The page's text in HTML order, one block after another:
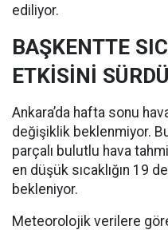
ediliyor.
BAŞKENTTE
ETKİSİNİ
Ankara’da hafta sonu
değişiklik beklenmiyor.
parçalı bulutlu hava
en düşük sıcaklığın 19
bekleniyor.
Meteorolojik verilere